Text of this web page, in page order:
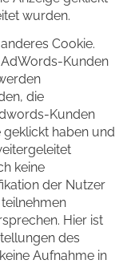
wurden.
Cookie.
Kunden
die
Kunden
haben und
keine
der Nutzer
Hier ist
des
Aufnahme in